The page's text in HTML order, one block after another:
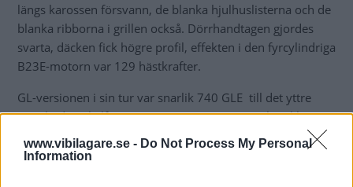
www.vibilagare.se - Do Not Process My Personal
Information
längs karossen försvann, de blanka hjulhuslisterna och de
blanka ribborna i grillen också. Dörrhandtagen gjordes
svarta, däcken fick högre profil, effekten i den fyrcylindriga
B23E-motorn var 129 hästkrafter.
GL-versionen i sin tur var snarlik 740 GLE till det yttre
men hade enkelförgasare, inte insprutning, och enklare